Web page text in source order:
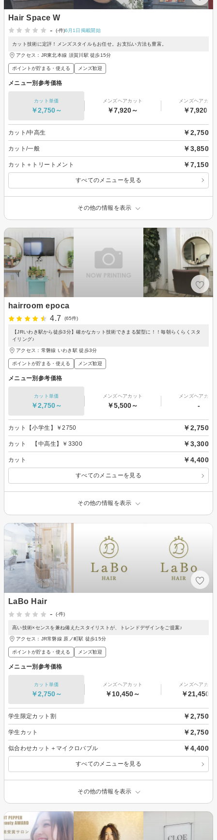
Hair Space W
-
(-件)6月1日掲載開始
カット技術に定評！メンズスタイルもお任せ。お支払い方法も豊富。
アクセス：JR東北本線 須賀川駅 徒歩15分
ポイントが貯まる・使える メンズ歓迎
メニュー別参考価格
カット単価
￥2,750～
メンズヘアカット
￥7,920～
メンズヘアカラ
￥7,920～
カット/中高生 ￥2,750
カット/一般 ￥3,850
カット＋トリートメント ￥7,150
すべてのメニューを見る
その他の情報を表示
hairroom epoca
4.7
(65件)
【JRいわき駅から徒歩3分】確かなカット技術できまる髪型に！！毎朝らくらくスタ
イリング♪
アクセス：常磐線 いわき駅 徒歩3分
ポイントが貯まる・使える メンズ歓迎
メニュー別参考価格
カット単価
￥2,750～
メンズヘアカット
￥5,500～
メンズヘアカラ
-
カット【小学生】￥2750 ￥2,750
カット 【中高生】￥3300 ￥3,300
カット ￥4,400
すべてのメニューを見る
その他の情報を表示
LaBo Hair
-
(-件)
高い技術×センスを兼ね備えたスタイリストが、トレンドデザインをご提案♪
アクセス：JR常磐線 原ノ町駅 徒歩15分
ポイントが貯まる・使える メンズ歓迎
メニュー別参考価格
カット単価
￥2,750～
メンズヘアカット
￥10,450～
メンズヘアカラ
￥21,450～
学生限定カット割 ￥2,750
学生カット ￥2,750
似合わせカット＋マイクロバブル ￥4,400
すべてのメニューを見る
その他の情報を表示